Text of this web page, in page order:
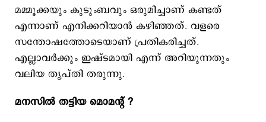
മമ്മൂക്കയും കുടുംബവും ഒരുമിച്ചാണ് കണ്ടത്
എന്നാണ് എനിക്കറിയാൻ കഴിഞ്ഞത്. വളരെ
സന്തോഷത്തോടെയാണ് പ്രതികരിച്ചത്.
എല്ലാവർക്കും ഇഷ്ടമായി എന്ന് അറിയുന്നതും
വലിയ തൃപ്തി തരുന്നു.
മനസിൽ തട്ടിയ മൊമന്റ് ?